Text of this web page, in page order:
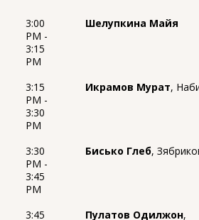
3:00
PM -
3:15
PM
Шелупкина Майя
3:15
PM -
3:30
PM
Икрамов Мурат,
3:30
PM -
3:45
PM
Бисько Глеб,
3:45 Пулатов Одилжон,